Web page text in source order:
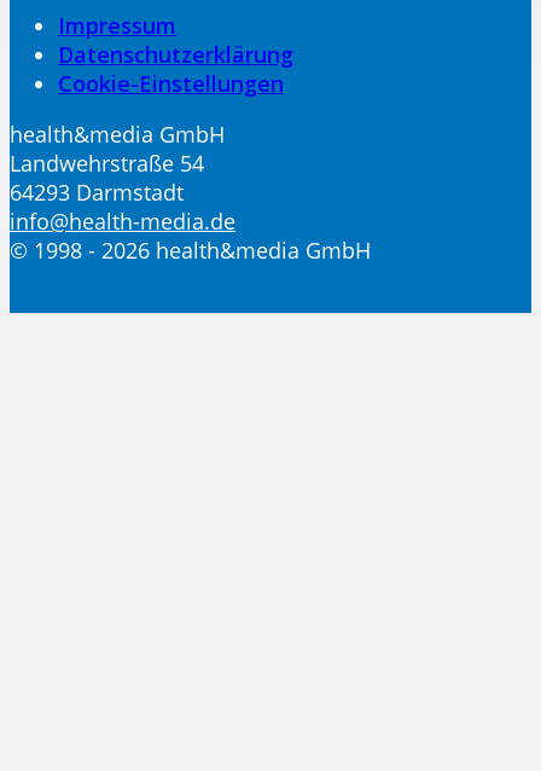
Impressum
Datenschutzerklärung
Cookie-Einstellungen
health&media GmbH
Landwehrstraße 54
64293 Darmstadt
info@health-media.de
© 1998 - 2026 health&media GmbH